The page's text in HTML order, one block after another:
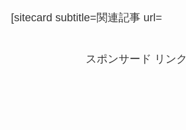
[sitecard subtitle=関連記事 url=
スポンサード リンク